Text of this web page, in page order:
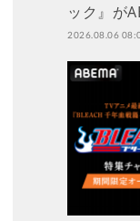
ック』が
2026.08.06